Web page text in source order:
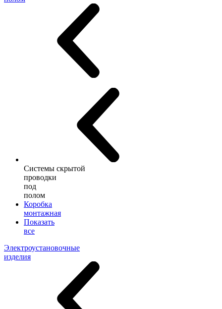
Системы скрытой
проводки
под
полом
Коробка
монтажная
Показать
все
Электроустановочные
изделия